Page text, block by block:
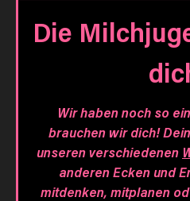
Die
Wir haben noch so
brauchen wir dich!
unseren verschiedenen
anderen Ecken und
mitdenken, mitplanen